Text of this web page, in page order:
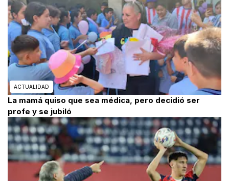
ACTUALIDAD
La mamá quiso que sea médica, pero decidió ser
profe y se jubiló